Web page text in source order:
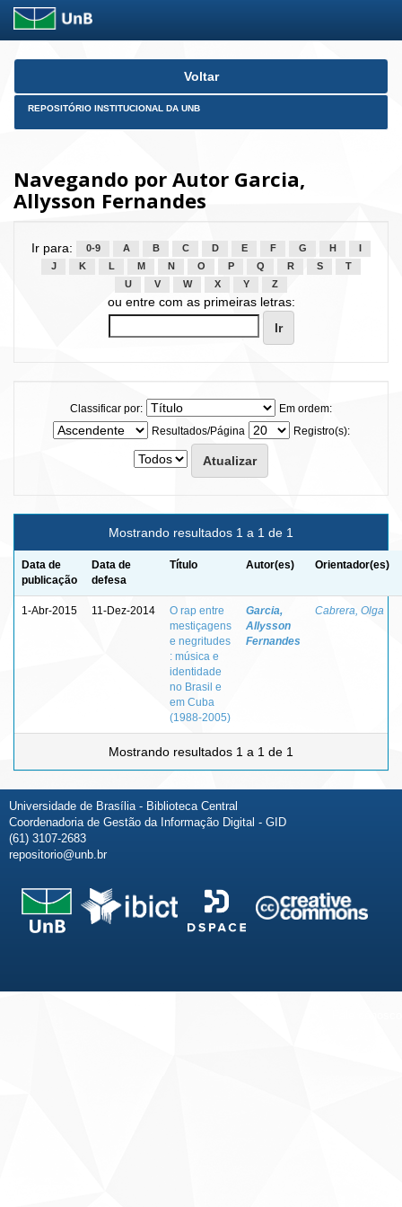
Skip
Voltar
REPOSITÓRIO INSTITUCIONAL DA UNB
Navegando por Autor Garcia,
Allysson Fernandes
Ir para: 0-9 A B C D E F G H
J
K L M N O P Q R S
T
U
V W X Y Z
ou entre com as primeiras letras:
Classificar por:
Em ordem:
Resultados/Página
Registro(s):
Mostrando resultados 1 a 1 de 1
Data de
publicação
Data de
defesa
Título Autor(es) Orientador(es)
1-Abr-2015 11-Dez-2014
O rap entre
mestiçagens
e negritudes
: música e
identidade
no Brasil e
em Cuba
(1988-2005)
Garcia,
Allysson
Fernandes
Cabrera, Olga
Mostrando resultados 1 a 1 de 1
Universidade de Brasília - Biblioteca Central
Coordenadoria de Gestão da Informação Digital - GID
(61) 3107-2683
repositorio@unb.br